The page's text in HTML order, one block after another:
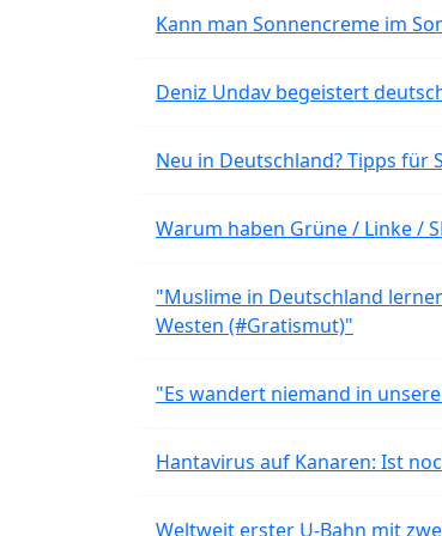
Kann man Sonnencreme im
Deniz Undav begeistert
Neu in Deutschland? Tipps für
Warum haben Grüne / Linke /
"Muslime in Deutschland
Westen (#Gratismut)"
"Es wandert niemand in
Hantavirus auf Kanaren: Ist
Weltweit erster U-Bahn mit